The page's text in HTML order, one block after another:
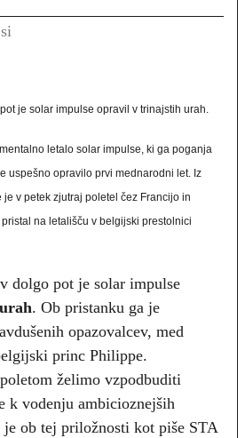
je solar impulse opravil v trinajstih urah.
letalo solar impulse, ki ga poganja
uspešno opravilo prvi mednarodni let. Iz
v petek zjutraj poletel čez Francijo in
na letališču v belgijski prestolnici
dolgo pot je solar impulse
. Ob pristanku ga je
opazovalcev, med
princ Philippe.
želimo vzpodbuditi
k vodenju ambicioznejših
ob tej priložnosti kot piše STA